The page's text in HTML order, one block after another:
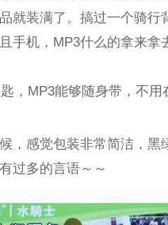
就装满了。搞过一个骑
手机，MP3什么的拿来
，MP3能够随身带，不用
，感觉包装非常简洁，
过多的言语～～